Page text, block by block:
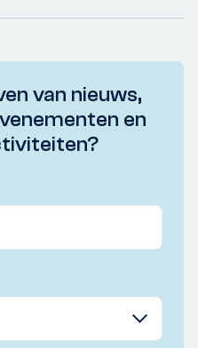
van nieuws,
en